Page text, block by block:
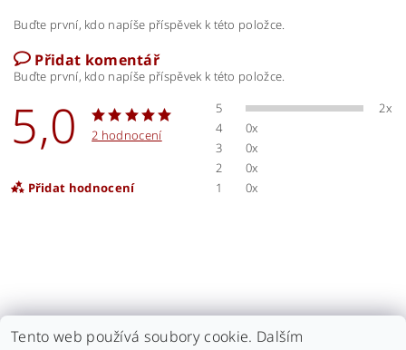
Buďte první, kdo napíše příspěvek k této položce.
Přidat komentář
Buďte první, kdo napíše příspěvek k této položce.
5,0 2 hodnocení
Přidat hodnocení
5
2x
4
0x
3
0x
2
0x
1
0x
Tento web používá soubory cookie. Dalším